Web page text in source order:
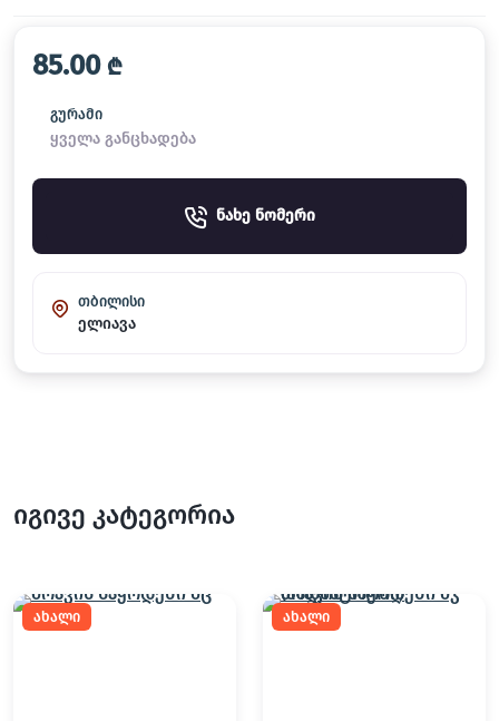
85.00 ₾
გურამი
ყველა განცხადება
ნახე ნომერი
თბილისი
ელიავა
იგივე კატეგორია
ახალი ახალი